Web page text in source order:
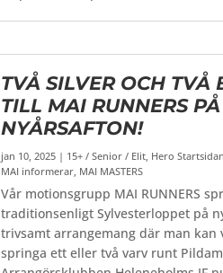
TVÅ SILVER OCH TVÅ
TILL MAI RUNNERS PÅ
NYÅRSAFTON!
jan 10, 2025 | 15+ / Senior / Elit, Hero Startsidan
MAI informerar, MAI MASTERS
Vår motionsgrupp MAI RUNNERS
traditionsenligt Sylvesterloppet på
trivsamt arrangemang där man kan
springa ett eller två varv runt